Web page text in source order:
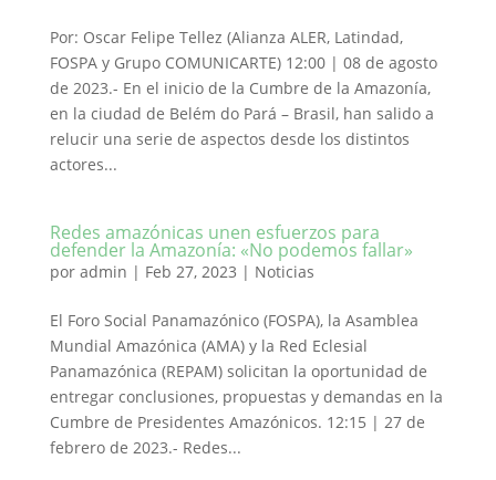
Por: Oscar Felipe Tellez (Alianza ALER, Latindad,
FOSPA y Grupo COMUNICARTE) 12:00 | 08 de agosto
de 2023.- En el inicio de la Cumbre de la Amazonía,
en la ciudad de Belém do Pará – Brasil, han salido a
relucir una serie de aspectos desde los distintos
actores...
Redes amazónicas unen esfuerzos para
defender la Amazonía: «No podemos fallar»
por admin | Feb 27, 2023 | Noticias
El Foro Social Panamazónico (FOSPA), la Asamblea
Mundial Amazónica (AMA) y la Red Eclesial
Panamazónica (REPAM) solicitan la oportunidad de
entregar conclusiones, propuestas y demandas en la
Cumbre de Presidentes Amazónicos. 12:15 | 27 de
febrero de 2023.- Redes...